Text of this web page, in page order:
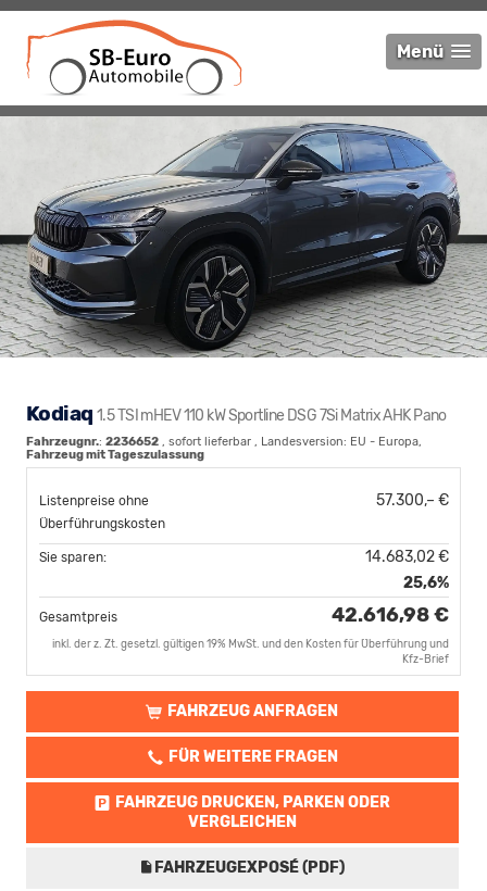
Menü
Kodiaq1.5 TSI mHEV 110 kW Sportline DSG 7Si Matrix AHK Pano
Fahrzeugnr.: 2236652 , sofort lieferbar , Landesversion: EU - Europa,
Fahrzeug mit Tageszulassung
Listenpreise ohne
Überführungskosten
57.300,– €
Sie sparen:
14.683,02 €
25,6%
Gesamtpreis 42.616,98 €
inkl. der z. Zt. gesetzl. gültigen 19% MwSt. und den Kosten für Überführung und
Kfz-Brief
FAHRZEUG ANFRAGEN
FÜR WEITERE FRAGEN
FAHRZEUG DRUCKEN, PARKEN ODER
VERGLEICHEN
FAHRZEUGEXPOSÉ (PDF)